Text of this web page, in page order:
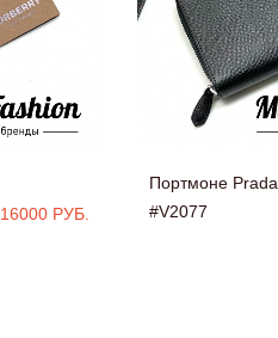
16000 РУБ.
Портмоне Prada
#V2077